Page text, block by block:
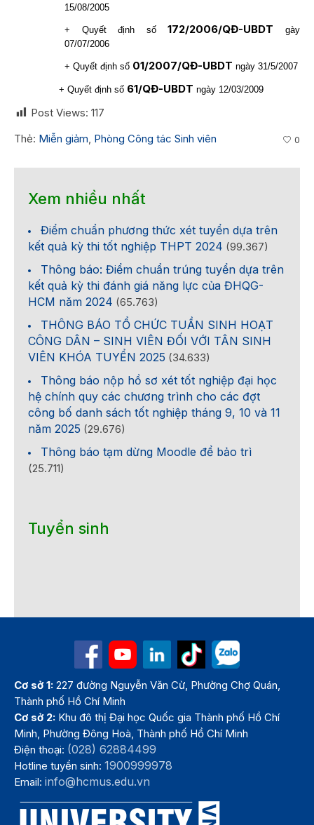
15/08/2005
+ Quyết định số172/2006/QĐ-UBDT gày
07/07/2006
+ Quyết định số 01/2007/QĐ-UBDT ngày 31/5/2007
+ Quyết định số 61/QĐ-UBDT ngày 12/03/2009
Post Views: 117
Thẻ: Miễn giảm, Phòng Công tác Sinh viên 0
Xem nhiều nhất
Điểm chuẩn phương thức xét tuyển dựa trên
kết quả kỳ thi tốt nghiệp THPT 2024 (99.367)
Thông báo: Điểm chuẩn trúng tuyển dựa trên
kết quả kỳ thi đánh giá năng lực của ĐHQG-
HCM năm 2024 (65.763)
THÔNG BÁO TỔ CHỨC TUẦN SINH HOẠT
CÔNG DÂN – SINH VIÊN ĐỐI VỚI TÂN SINH
VIÊN KHÓA TUYỂN 2025 (34.633)
Thông báo nộp hồ sơ xét tốt nghiệp đại học
hệ chính quy các chương trình cho các đợt
công bố danh sách tốt nghiệp tháng 9, 10 và 11
năm 2025 (29.676)
Thông báo tạm dừng Moodle để bảo trì
(25.711)
Tuyển sinh
Cơ sở 1: 227 đường Nguyễn Văn Cừ, Phường Chợ Quán,
Thành phố Hồ Chí Minh
Cơ sở 2: Khu đô thị Đại học Quốc gia Thành phố Hồ Chí
Minh, Phường Đông Hoà, Thành phố Hồ Chí Minh
Điện thoại: (028) 62884499
Hotline tuyển sinh:1900999978
Email:info@hcmus.edu.vn